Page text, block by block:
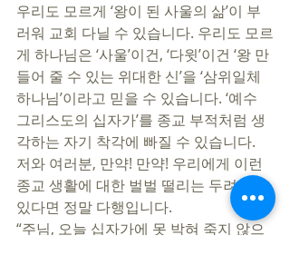
우리도 모르게 ‘왕이 된 사울의 삶’이 부
러워 교회 다닐 수 있습니다. 우리도 모르
게 하나님은 ‘사울’이건, ‘다윗’이건 ‘왕 만
들어 줄 수 있는 위대한 신’을 ‘삼위일체
하나님’이라고 믿을 수 있습니다. ‘예수
그리스도의 십자가’를 종교 부적처럼 생
각하는 자기 착각에 빠질 수 있습니다.
저와 여러분, 만약! 만약! 우리에게 이런
종교 생활에 대한 벌벌 떨리는 두려움이
있다면 정말 다행입니다.
“주님, 오늘 십자가에 못 박혀 죽지 않으